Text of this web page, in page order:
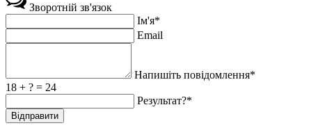
Зворотній зв'язок
Ім'я*
Email
Напишіть повідомлення*
18 + ? = 24
Результат?*
Відправити